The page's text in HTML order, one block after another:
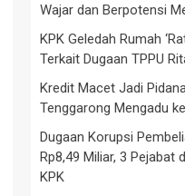
Wajar dan Berpotensi
KPK Geledah Rumah
Terkait Dugaan TPPU
Kredit Macet Jadi
Tenggarong Mengadu
Dugaan Korupsi
Rp8,49 Miliar, 3 Pejabat
KPK